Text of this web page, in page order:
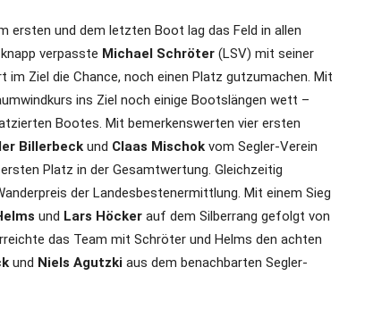
ersten und dem letzten Boot lag das Feld in allen
verpasste Michael Schröter (LSV) mit seiner
Ziel die Chance, noch einen Platz gutzumachen. Mit
ins Ziel noch einige Bootslängen wett –
Bootes. Mit bemerkenswerten vier ersten
Billerbeck und Claas Mischok vom Segler-Verein
Platz in der Gesamtwertung. Gleichzeitig
der Landesbestenermittlung. Mit einem Sieg
und Lars Höcker auf dem Silberrang gefolgt von
das Team mit Schröter und Helms den achten
und Niels Agutzki aus dem benachbarten Segler-